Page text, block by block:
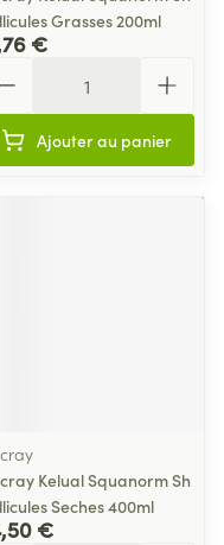
Grasses 200ml
€
Ajouter au panier
Kelual Squanorm Sh
Seches 400ml
€